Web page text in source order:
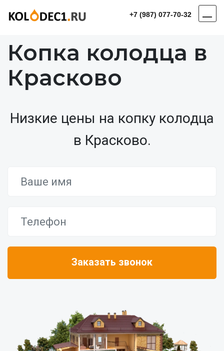
+7 (987) 077-70-32
Копка колодца в
Красково
Низкие цены на копку колодца
в Красково.